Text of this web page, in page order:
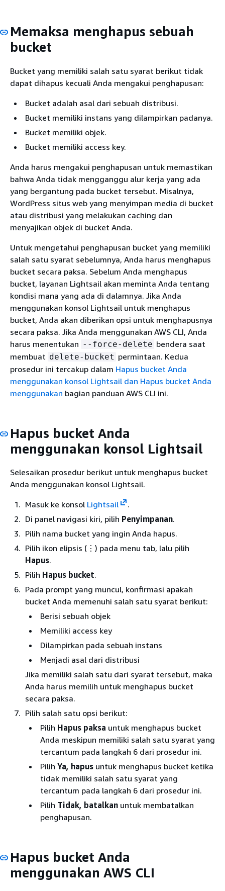
Memaksa menghapus sebuah
bucket
Bucket yang memiliki salah satu syarat berikut tidak
dapat dihapus kecuali Anda mengakui penghapusan:
Bucket adalah asal dari sebuah distribusi.
Bucket memiliki instans yang dilampirkan padanya.
Bucket memiliki objek.
Bucket memiliki access key.
Anda harus mengakui penghapusan untuk memastikan
bahwa Anda tidak mengganggu alur kerja yang ada
yang bergantung pada bucket tersebut. Misalnya,
WordPress situs web yang menyimpan media di bucket
atau distribusi yang melakukan caching dan
menyajikan objek di bucket Anda.
Untuk mengetahui penghapusan bucket yang memiliki
salah satu syarat sebelumnya, Anda harus menghapus
bucket secara paksa. Sebelum Anda menghapus
bucket, layanan Lightsail akan meminta Anda tentang
kondisi mana yang ada di dalamnya. Jika Anda
menggunakan konsol Lightsail untuk menghapus
bucket, Anda akan diberikan opsi untuk menghapusnya
secara paksa. Jika Anda menggunakan AWS CLI, Anda
harus menentukan --force-delete bendera saat
membuat delete-bucket permintaan. Kedua
prosedur ini tercakup dalam Hapus bucket Anda
menggunakan konsol Lightsail dan Hapus bucket Anda
menggunakan bagian panduan AWS CLI ini.
Hapus bucket Anda
menggunakan konsol Lightsail
Selesaikan prosedur berikut untuk menghapus bucket
Anda menggunakan konsol Lightsail.
Masuk ke konsol Lightsail
.
Di panel navigasi kiri, pilih Penyimpanan.
Pilih nama bucket yang ingin Anda hapus.
Pilih ikon elipsis (⋮) pada menu tab, lalu pilih
Hapus.
Pilih Hapus bucket.
Pada prompt yang muncul, konfirmasi apakah
bucket Anda memenuhi salah satu syarat berikut:
Berisi sebuah objek
Memiliki access key
Dilampirkan pada sebuah instans
Menjadi asal dari distribusi
Jika memiliki salah satu dari syarat tersebut, maka
Anda harus memilih untuk menghapus bucket
secara paksa.
Pilih salah satu opsi berikut:
Pilih Hapus paksa untuk menghapus bucket
Anda meskipun memiliki salah satu syarat yang
tercantum pada langkah 6 dari prosedur ini.
Pilih Ya, hapus untuk menghapus bucket ketika
tidak memiliki salah satu syarat yang
tercantum pada langkah 6 dari prosedur ini.
Pilih Tidak, batalkan untuk membatalkan
penghapusan.
Hapus bucket Anda
menggunakan AWS CLI